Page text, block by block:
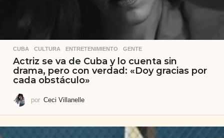
CUBA ,CULTURA ,ENTRETENIMIENTO ,GENTE
Actriz se va de Cuba y lo cuenta sin
drama, pero con verdad: «Doy gracias por
cada obstáculo»
por Ceci Villanelle